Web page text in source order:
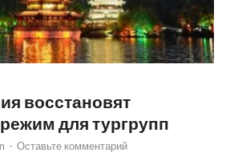
восстановят
для тургрупп
- Оставьте комментарий